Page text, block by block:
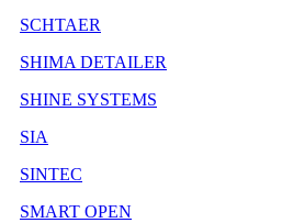
SCHTAER
SHIMA DETAILER
SHINE SYSTEMS
SIA
SINTEC
SMART OPEN